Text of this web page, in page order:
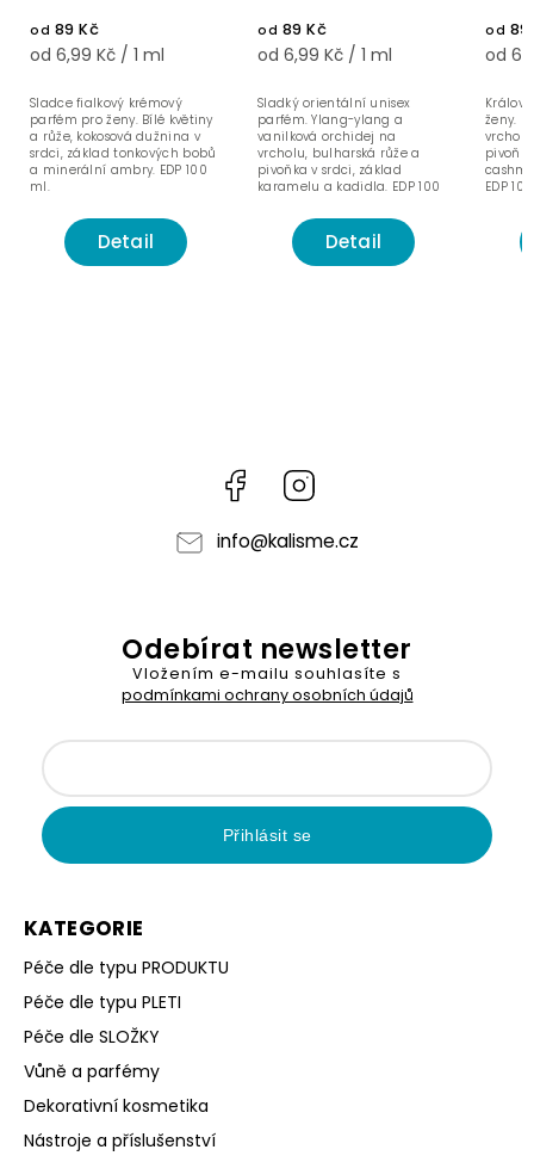
od 89 Kč
od 6,99 Kč / 1 ml
Detail
Sladce fialkový krémový
parfém pro ženy. Bílé květiny
a růže, kokosová dužnina v
srdci, základ tonkových bobů
a minerální ambry. EDP 100
ml.
od 89 Kč
od 6,99 Kč / 1 ml
Detail
Sladký orientální unisex
parfém. Ylang-ylang a
vanilková orchidej na
vrcholu, bulharská růže a
pivoňka v srdci, základ
karamelu a kadidla. EDP 100
od 89
od
ženy.
EDP
Facebook
info@kalisme.cz
KATEGORIE
Péče dle typu PRODUKTU
Péče dle typu PLETI
Péče dle SLOŽKY
Vůně a parfémy
Dekorativní kosmetika
Nástroje a příslušenství
Odebírat newsletter
Vložením e-mailu souhlasíte s
podmínkami ochrany osobních údajů
Přihlásit se